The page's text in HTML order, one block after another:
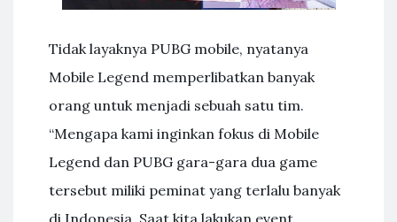
Tidak layaknya PUBG mobile, nyatanya
Mobile Legend memperlibatkan banyak
orang untuk menjadi sebuah satu tim.
“Mengapa kami inginkan fokus di Mobile
Legend dan PUBG gara-gara dua game
tersebut miliki peminat yang terlalu banyak